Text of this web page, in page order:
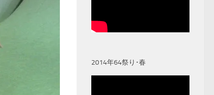
2014年64祭り･春